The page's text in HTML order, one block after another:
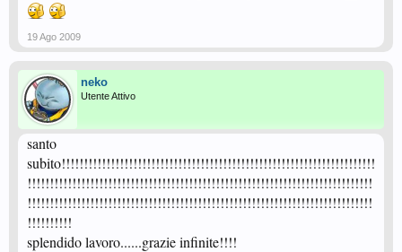
19 Ago 2009
neko
Utente Attivo
santo
subito!!!!!!!!!!!!!!!!!!!!!!!!!!!!!!!!!!!!!!!!!!!!!!!!!!!!!!!!!!!!!!!!!!!!!!
!!!!!!!!!!!!!!!!!!!!!!!!!!!!!!!!!!!!!!!!!!!!!!!!!!!!!!!!!!!!!!!!!!!!!!!!!!!!!
!!!!!!!!!!!!!!!!!!!!!!!!!!!!!!!!!!!!!!!!!!!!!!!!!!!!!!!!!!!!!!!!!!!!!!!!!!!!!
!!!!!!!!!!
splendido lavoro......grazie infinite!!!!